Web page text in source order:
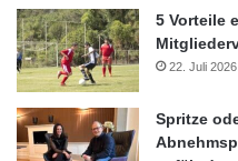
Mainova AG sowie
Beteiligungscontrollings und
seit 2001 als Senior
AG beratend für
Seinen Berufsweg
5 Vorteile
22. Juli 2026
Spritze